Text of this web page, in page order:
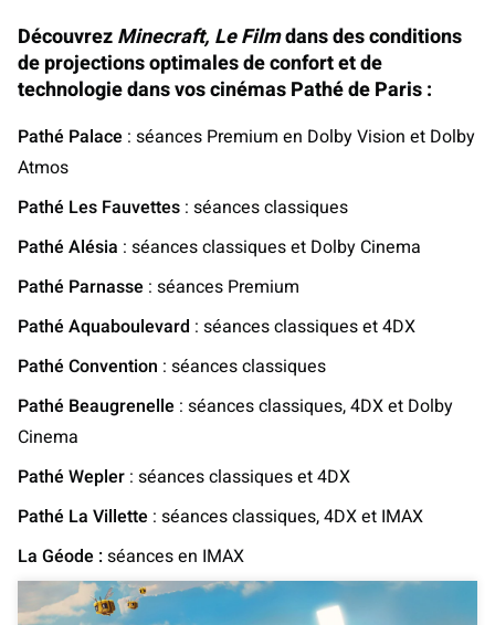
DécouvrezMinecraft, Le Filmdans des conditions
de projections optimales de confort et de
technologie dans vos cinémas Pathé de Paris :
Pathé Palace : séances Premium en Dolby Vision et Dolby
Atmos
Pathé Les Fauvettes : séances classiques
Pathé Alésia : séances classiques et Dolby Cinema
Pathé Parnasse : séances Premium
Pathé Aquaboulevard : séances classiques et 4DX
Pathé Convention : séances classiques
Pathé Beaugrenelle : séances classiques, 4DX et Dolby
Cinema
Pathé Wepler : séances classiques et 4DX
Pathé La Villette : séances classiques, 4DX et IMAX
La Géode :séances en IMAX